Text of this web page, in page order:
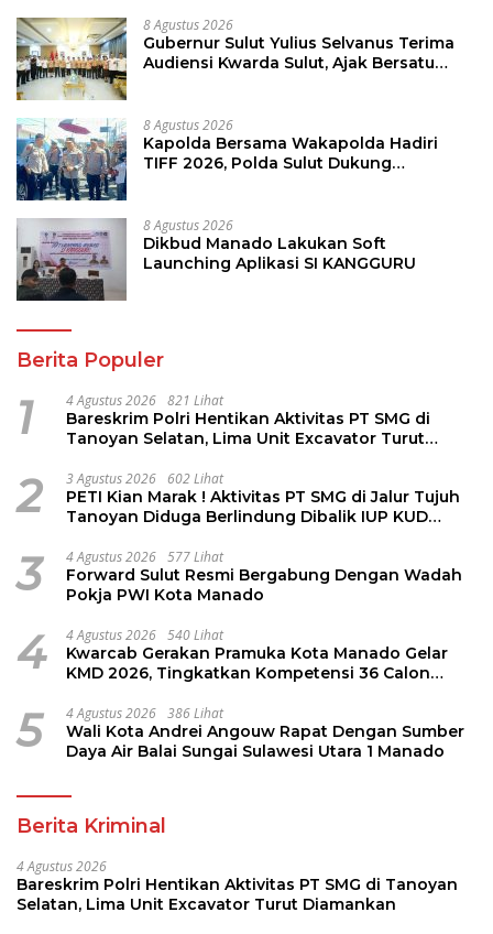
8 Agustus 2026
Gubernur Sulut Yulius Selvanus Terima
Audiensi Kwarda Sulut, Ajak Bersatu
8 Agustus 2026
Kapolda Bersama Wakapolda Hadiri
TIFF 2026, Polda Sulut Dukung
8 Agustus 2026
Dikbud Manado Lakukan Soft
Launching Aplikasi SI KANGGURU
Berita Populer
1 4 Agustus 2026 821 Lihat
Bareskrim Polri Hentikan Aktivitas PT SMG di
Tanoyan Selatan, Lima Unit Excavator Turut
2 3 Agustus 2026 602 Lihat
PETI Kian Marak ! Aktivitas PT SMG di Jalur Tujuh
Tanoyan Diduga Berlindung Dibalik IUP KUD
3 4 Agustus 2026 577 Lihat
Forward Sulut Resmi Bergabung Dengan Wadah
Pokja PWI Kota Manado
4 4 Agustus 2026 540 Lihat
Kwarcab Gerakan Pramuka Kota Manado Gelar
KMD 2026, Tingkatkan Kompetensi 36 Calon
5 4 Agustus 2026 386 Lihat
Wali Kota Andrei Angouw Rapat Dengan Sumber
Daya Air Balai Sungai Sulawesi Utara 1 Manado
Berita Kriminal
4 Agustus 2026
Bareskrim Polri Hentikan Aktivitas PT SMG di Tanoyan
Selatan, Lima Unit Excavator Turut Diamankan